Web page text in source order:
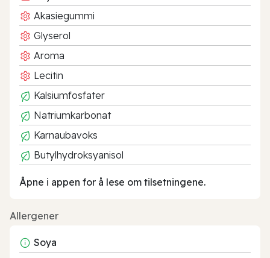
Akasiegummi
Glyserol
Aroma
Lecitin
Kalsiumfosfater
Natriumkarbonat
Karnaubavoks
Butylhydroksyanisol
Åpne i appen for å lese om tilsetningene.
Allergener
Soya